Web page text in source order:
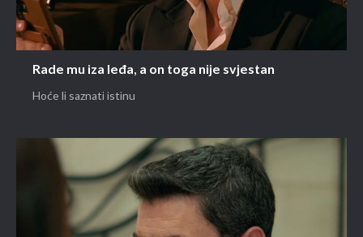
Rade mu iza leđa, a on toga nije svjestan
Hoće li saznati istinu